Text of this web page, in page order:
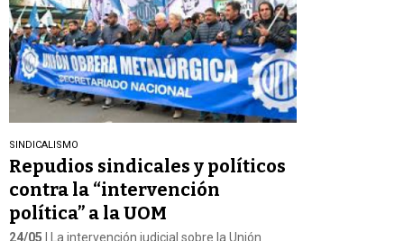
SINDICALISMO
Repudios sindicales y políticos
contra la “intervención
política” a la UOM
24/05 | La intervención judicial sobre la Unión